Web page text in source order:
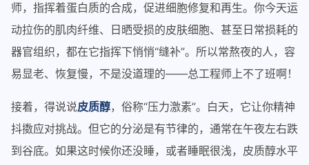
师，指挥着蛋白质的合成，促进细胞修复和再生。你今天运
动拉伤的肌肉纤维、日晒受损的皮肤细胞、甚至日常损耗的
器官组织，都在它指挥下悄悄“缝补”。所以常熬夜的人，容
易显老、恢复慢，不是没道理的——总工程师上不了班啊！
接着，得说说皮质醇，俗称“压力激素”。白天，它让你精神
抖擞应对挑战。但它的分泌是有节律的，通常在午夜左右跌
到谷底。如果这时候你还没睡，或者睡眠很浅，皮质醇水平